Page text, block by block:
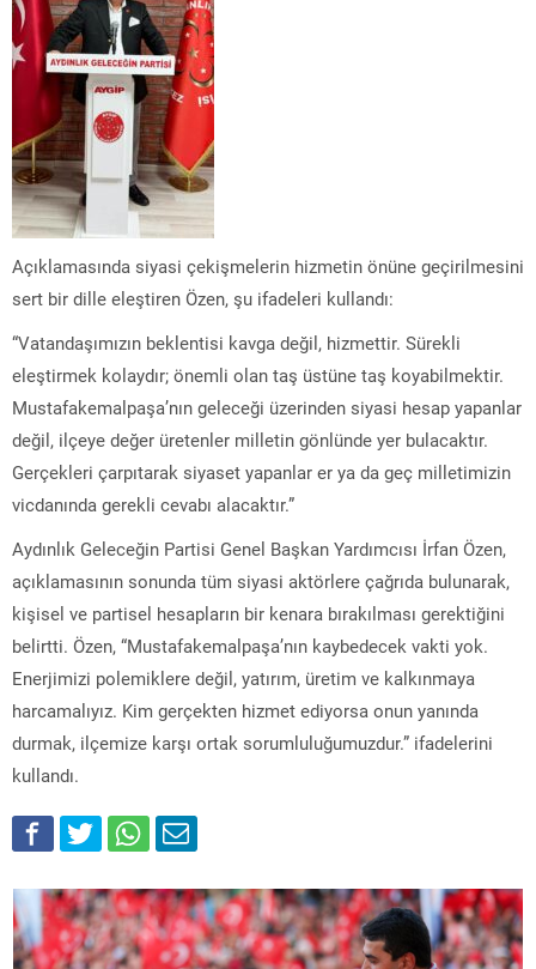
Açıklamasında siyasi çekişmelerin hizmetin önüne geçirilmesini
sert bir dille eleştiren Özen, şu ifadeleri kullandı:
“Vatandaşımızın beklentisi kavga değil, hizmettir. Sürekli
eleştirmek kolaydır; önemli olan taş üstüne taş koyabilmektir.
Mustafakemalpaşa’nın geleceği üzerinden siyasi hesap yapanlar
değil, ilçeye değer üretenler milletin gönlünde yer bulacaktır.
Gerçekleri çarpıtarak siyaset yapanlar er ya da geç milletimizin
vicdanında gerekli cevabı alacaktır.”
Aydınlık Geleceğin Partisi Genel Başkan Yardımcısı İrfan Özen,
açıklamasının sonunda tüm siyasi aktörlere çağrıda bulunarak,
kişisel ve partisel hesapların bir kenara bırakılması gerektiğini
belirtti. Özen, “Mustafakemalpaşa’nın kaybedecek vakti yok.
Enerjimizi polemiklere değil, yatırım, üretim ve kalkınmaya
harcamalıyız. Kim gerçekten hizmet ediyorsa onun yanında
durmak, ilçemize karşı ortak sorumluluğumuzdur.” ifadelerini
kullandı.